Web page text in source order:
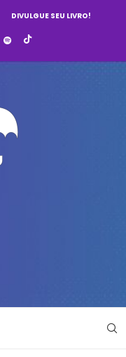
DIVULGUE SEU LIVRO!